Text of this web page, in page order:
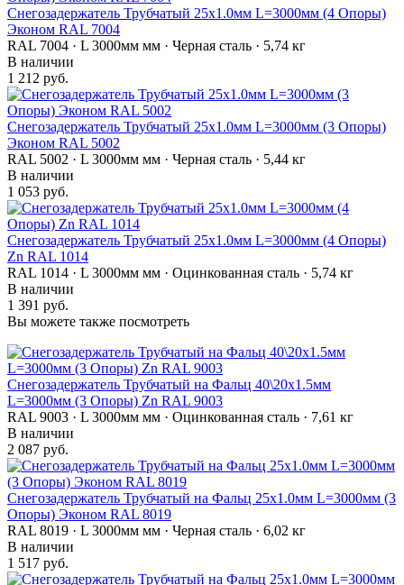
Снегозадержатель Трубчатый 25х1.0мм L=3000мм (4 Опоры)
Эконом RAL 7004
RAL 7004 · L 3000мм мм · Черная сталь · 5,74 кг
В наличии
1 212 руб.
Снегозадержатель Трубчатый 25х1.0мм L=3000мм (3 Опоры)
Эконом RAL 5002
RAL 5002 · L 3000мм мм · Черная сталь · 5,44 кг
В наличии
1 053 руб.
Снегозадержатель Трубчатый 25х1.0мм L=3000мм (4 Опоры)
Zn RAL 1014
RAL 1014 · L 3000мм мм · Оцинкованная сталь · 5,74 кг
В наличии
1 391 руб.
Вы можете также посмотреть
Снегозадержатель Трубчатый на Фальц 40\20х1.5мм
L=3000мм (3 Опоры) Zn RAL 9003
RAL 9003 · L 3000мм мм · Оцинкованная сталь · 7,61 кг
В наличии
2 087 руб.
Снегозадержатель Трубчатый на Фальц 25х1.0мм L=3000мм (3
Опоры) Эконом RAL 8019
RAL 8019 · L 3000мм мм · Черная сталь · 6,02 кг
В наличии
1 517 руб.